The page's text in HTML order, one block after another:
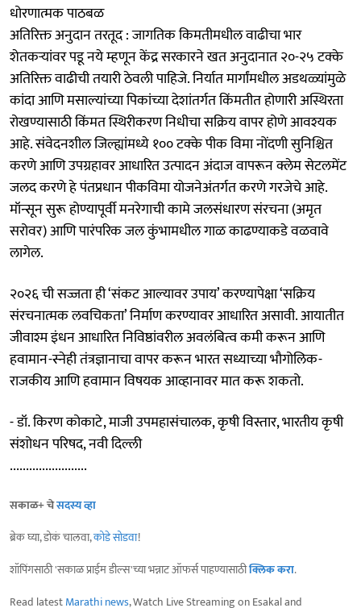
धोरणात्मक पाठबळ
अतिरिक्त अनुदान तरतूद : जागतिक किमतीमधील वाढीचा भार
शेतकऱ्यांवर पडू नये म्हणून केंद्र सरकारने खत अनुदानात २०-२५ टक्के
अतिरिक्त वाढीची तयारी ठेवली पाहिजे. निर्यात मार्गांमधील अडथळ्यांमुळे
कांदा आणि मसाल्यांच्या पिकांच्या देशांतर्गत किंमतीत होणारी अस्थिरता
रोखण्यासाठी किंमत स्थिरीकरण निधीचा सक्रिय वापर होणे आवश्यक
आहे. संवेदनशील जिल्ह्यांमध्ये १०० टक्के पीक विमा नोंदणी सुनिश्चित
करणे आणि उपग्रहावर आधारित उत्पादन अंदाज वापरून क्लेम सेटलमेंट
जलद करणे हे पंतप्रधान पीकविमा योजनेअंतर्गत करणे गरजेचे आहे.
मॉन्सून सुरू होण्यापूर्वी मनरेगाची कामे जलसंधारण संरचना (अमृत
सरोवर) आणि पारंपरिक जल कुंभामधील गाळ काढण्याकडे वळवावे
लागेल.
२०२६ ची सज्जता ही ‘संकट आल्यावर उपाय’ करण्यापेक्षा ‘सक्रिय
संरचनात्मक लवचिकता’ निर्माण करण्यावर आधारित असावी. आयातीत
जीवाश्म इंधन आधारित निविष्ठांवरील अवलंबित्व कमी करून आणि
हवामान-स्नेही तंत्रज्ञानाचा वापर करून भारत सध्याच्या भौगोलिक-
राजकीय आणि हवामान विषयक आव्हानावर मात करू शकतो.
- डॉ. किरण कोकाटे, माजी उपमहासंचालक, कृषी विस्तार, भारतीय कृषी
संशोधन परिषद, नवी दिल्ली
........................
सकाळ+ चेसदस्य व्हा
ब्रेक घ्या, डोकं चालवा,कोडे सोडवा!
शॉपिंगसाठी 'सकाळ प्राईम डील्स'च्या भन्नाट ऑफर्स पाहण्यासाठीक्लिक करा.
Read latestMarathi news, Watch Live Streaming on Esakal and